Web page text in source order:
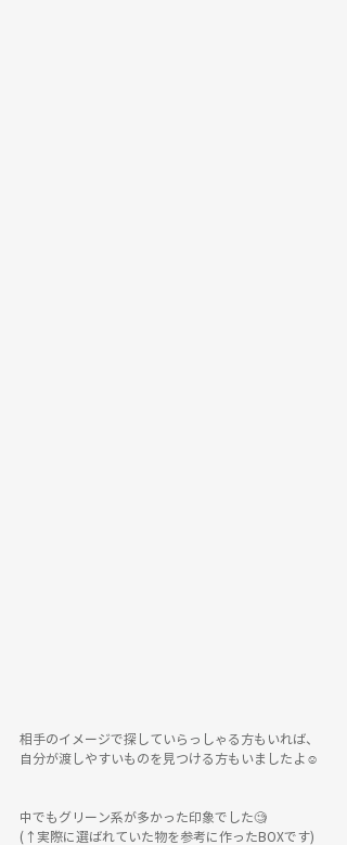
相手のイメージで探していらっしゃる方もいれば、
自分が渡しやすいものを見つける方もいましたよ☺️
中でもグリーン系が多かった印象でした🧐
(↑実際に選ばれていた物を参考に作ったBOXです)